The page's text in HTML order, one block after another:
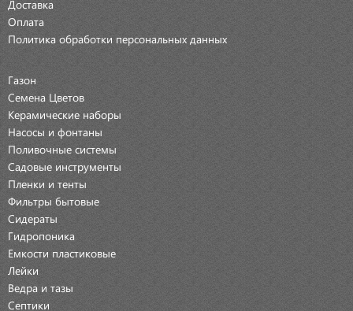
Доставка
Оплата
Политика обработки персональных данных
Газон
Семена Цветов
Керамические наборы
Насосы и фонтаны
Поливочные системы
Садовые инструменты
Пленки и тенты
Фильтры бытовые
Сидераты
Гидропоника
Емкости пластиковые
Лейки
Ведра и тазы
Септики